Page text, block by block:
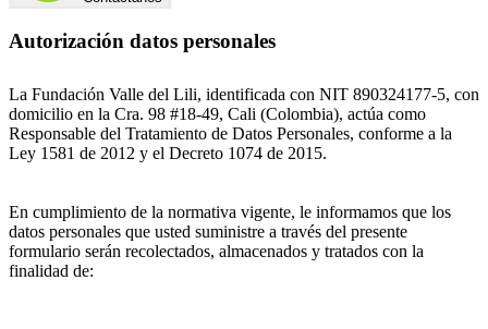
Autorización datos personales
La Fundación Valle del Lili, identificada con NIT 890324177-5, con
domicilio en la Cra. 98 #18-49, Cali (Colombia), actúa como
Responsable del Tratamiento de Datos Personales, conforme a la
Ley 1581 de 2012 y el Decreto 1074 de 2015.
En cumplimiento de la normativa vigente, le informamos que los
datos personales que usted suministre a través del presente
formulario serán recolectados, almacenados y tratados con la
finalidad de: